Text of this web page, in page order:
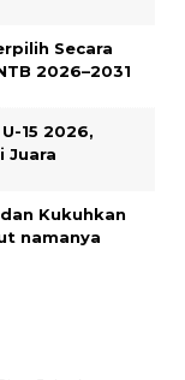
Secara
2026–2031
15 2026,
Juara
Kukuhkan
namanya